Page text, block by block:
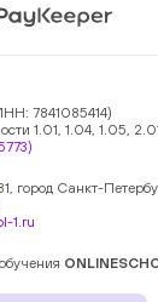
7841085414)
1.01, 1.04, 1.05,
город Санкт-
1.ru